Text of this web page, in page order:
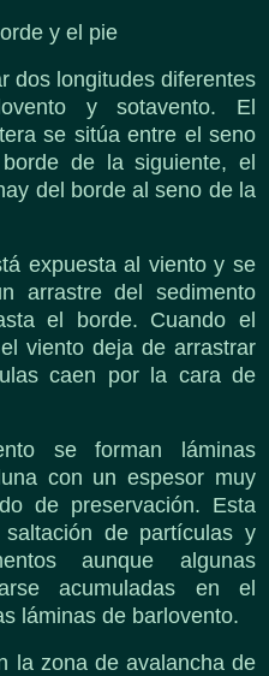
y el pie
dos longitudes diferentes
y sotavento. El
se sitúa entre el seno
de la siguiente, el
del borde al seno de la
expuesta al viento y se
arrastre del sedimento
el borde. Cuando el
viento deja de arrastrar
caen por la cara de
se forman láminas
con un espesor muy
de preservación. Esta
de partículas y
aunque algunas
acumuladas en el
láminas de barlovento.
la zona de avalancha de